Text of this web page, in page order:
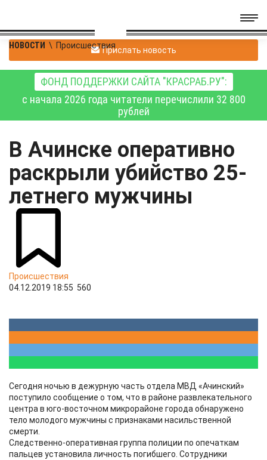
НОВОСТИ \ ПроисшествияПрислать новость
ФОНД ПОДДЕРЖКИ САЙТА "КРАСРАБ.РУ":
с начала 2026 года читатели перечислили 32 800
рублей
В Ачинске оперативно
раскрыли убийство 25-
летнего мужчины
Происшествия
04.12.2019 18:55 560
Сегодня ночью в дежурную часть отдела МВД «Ачинский»
поступило сообщение о том, что в районе развлекательного
центра в юго-восточном микрорайоне города обнаружено
тело молодого мужчины с признаками насильственной
смерти.
Следственно-оперативная группа полиции по опечаткам
пальцев установила личность погибшего. Сотрудники